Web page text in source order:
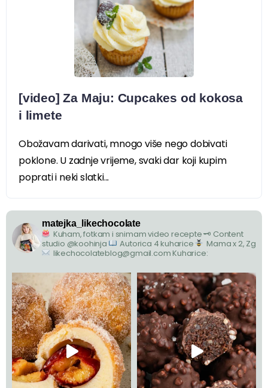
[video] Za Maju: Cupcakes od kokosa
i limete
Obožavam darivati, mnogo više nego dobivati
poklone. U zadnje vrijeme, svaki dar koji kupim
poprati i neki slatki...
matejka_likechocolate
Kuham, fotkam i snimam video recepte🗝 Content
studio @koohinja
Autorica 4 kuharice
Mama x 2, Zg
likechocolateblog@gmail.com Kuharice: